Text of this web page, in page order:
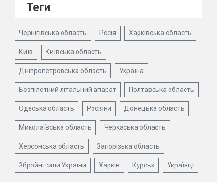
Теги
Чернігівська область Росія Харківська область
Київ Київська область
Дніпропетровська область Україна
Безпілотний літальний апарат Полтавська область
Одеська область Росіяни Донецька область
Миколаївська область Черкаська область
Херсонська область Запорізька область
Збройні сили України Харків Курськ Українці